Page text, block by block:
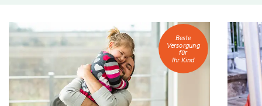
Beste
Versorgung
Kind
Beste
Versorgung
für
Ihr Kind